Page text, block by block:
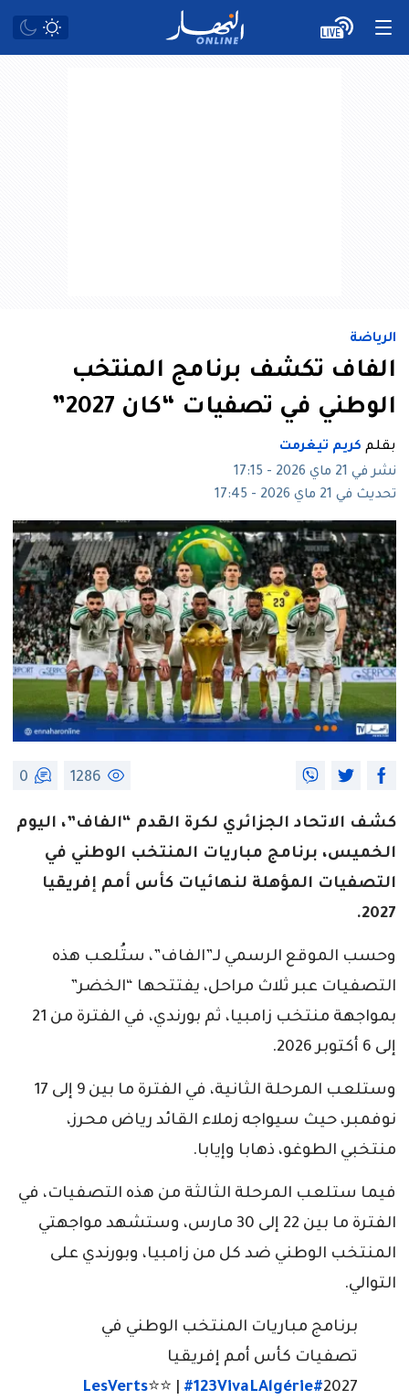
الرياضة
الفاف تكشف برنامج المنتخب
الوطني في تصفيات “كان 2027”
بقلم كريم تيغرمت
نشر في 21 ماي 2026 - 17:15
تحديث في 21 ماي 2026 - 17:45
1286
0
كشف الاتحاد الجزائري لكرة القدم “الفاف”، اليوم
الخميس، برنامج مباريات المنتخب الوطني في
التصفيات المؤهلة لنهائيات كأس أمم إفريقيا
2027.
وحسب الموقع الرسمي لـ”الفاف”، ستُلعب هذه
التصفيات عبر ثلاث مراحل، يفتتحها “الخضر”
بمواجهة منتخب زامبيا، ثم بورندي، في الفترة من 21
إلى 6 أكتوبر 2026.
وستلعب المرحلة الثانية، في الفترة ما بين 9 إلى 17
نوفمبر، حيث سيواجه زملاء القائد رياض محرز،
منتخبي الطوغو، ذهابا وإيابا.
فيما ستلعب المرحلة الثالثة من هذه التصفيات، في
الفترة ما بين 22 إلى 30 مارس، وستشهد مواجهتي
المنتخب الوطني ضد كل من زامبيا، وبورندي على
التوالي.
برنامج مباريات المنتخب الوطني في
تصفيات كأس أمم إفريقيا
2027
#LesVerts
⭐️⭐️ | #123VivaLAlgérie